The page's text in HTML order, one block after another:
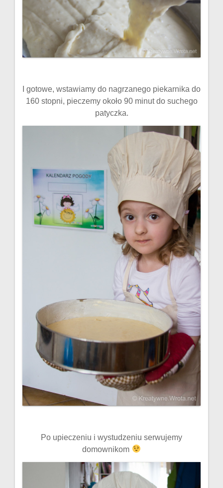
I gotowe, wstawiamy do nagrzanego piekarnika do
160 stopni, pieczemy około 90 minut do suchego
patyczka.
Po upieczeniu i wystudzeniu serwujemy
domownikom